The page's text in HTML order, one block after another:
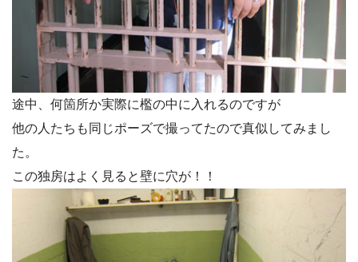
途中、何箇所か実際に檻の中に入れるのですが
他の人たちも同じポーズで撮ってたので真似してみまし
た。
この独房はよく見ると壁に穴が！！